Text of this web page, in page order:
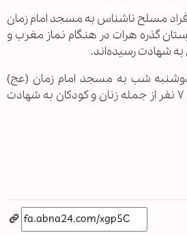
مسلح ناشناس به مسجد امام زمان
گذره هرات در هنگام نماز مغرب و
به شهادت رسیده‌اند.
شب به مسجد امام زمان (عج)
شهرک گذره هرات حداقل ۷ نفر از جمله زنان و کودکان به شهادت